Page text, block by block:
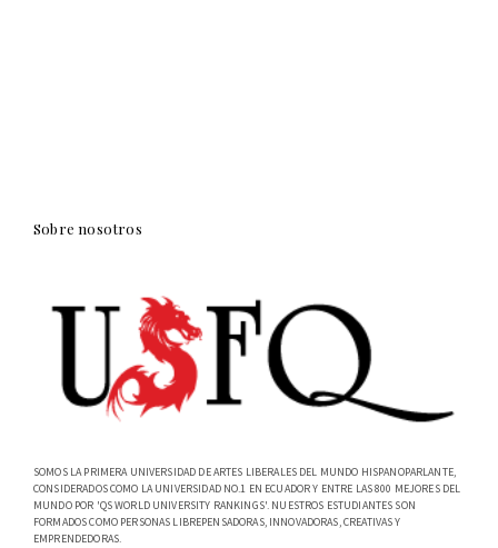
Sobre nosotros
SOMOS LA PRIMERA UNIVERSIDAD DE ARTES LIBERALES DEL MUNDO HISPANOPARLANTE,
CONSIDERADOS COMO LA UNIVERSIDAD NO.1 EN ECUADOR Y ENTRE LAS 800 MEJORES DEL
MUNDO POR 'QS WORLD UNIVERSITY RANKINGS'. NUESTROS ESTUDIANTES SON
FORMADOS COMO PERSONAS LIBREPENSADORAS, INNOVADORAS, CREATIVAS Y
EMPRENDEDORAS.